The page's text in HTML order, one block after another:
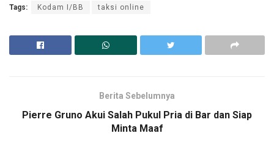
Tags: Kodam I/BB taksi online
Berita Sebelumnya
Pierre Gruno Akui Salah Pukul Pria di Bar dan Siap
Minta Maaf